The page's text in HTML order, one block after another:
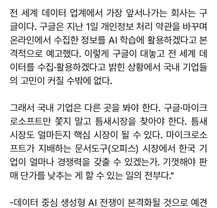
전 세계 데이터 업계에서 가장 앞서나가는 회사는 구
글이다. 구글은 지난 1일 개인정보 처리 약관을 바꾸며
온라인에서 수집한 정보를 AI 학습에 활용하겠다고 본
격적으로 예고했다. 이렇게 구글이 대놓고 전 세계 데
이터를 수집·활용하겠다고 밝힌 상황에서 국내 기업들
의 고민이 커질 수밖에 없다.
그래서 국내 기업은 다른 곳을 봐야 한다. 구글·마이크
로소프트만 쫓지 말고 틈새시장을 찾아야 한다. 틈새
시장도 얼마든지 핵심 시장이 될 수 있다. 마이크로소
프트가 지배하는 문서도구(오피스) 시장에서 한국 기
업이 얼마나 경쟁력을 갖출 수 있겠는가. 기껏해야 판
매 단가를 낮추는 게 할 수 있는 일의 전부다."
-데이터 중심 생성형 AI 전쟁이 본격화될 것으로 예견